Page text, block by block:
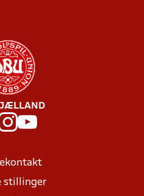
stillinger